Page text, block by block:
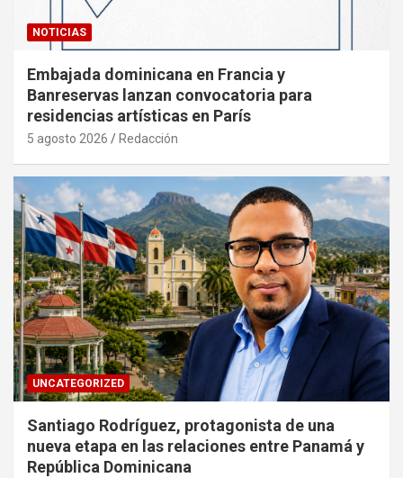
NOTICIAS
Embajada dominicana en Francia y
Banreservas lanzan convocatoria para
residencias artísticas en París
5 agosto 2026 Redacción
UNCATEGORIZED
Santiago Rodríguez, protagonista de una
nueva etapa en las relaciones entre Panamá y
República Dominicana